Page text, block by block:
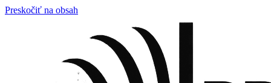
Preskočiť na obsah